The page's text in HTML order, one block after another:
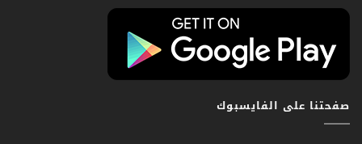
صفحتنا على الفايسبوك